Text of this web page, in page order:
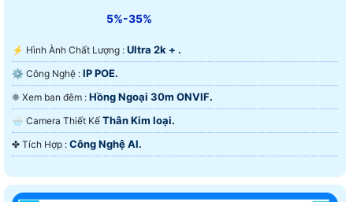
5%-35%
️⚡ Hình Ành Chất Lượng : Ultra 2k + .
⚙ Công Nghệ : IP POE.
❈ Xem ban đêm : Hồng Ngoại 30m ONVIF.
🌧️ Camera Thiết Kế Thân Kim loại.
️✤ Tích Hợp : Công Nghệ AI.